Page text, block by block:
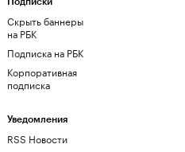
Скрыть баннеры
на РБК
Подписка на РБК
Корпоративная
подписка
Уведомления
RSS Новости